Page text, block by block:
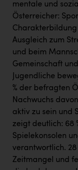
kontakt
mentale und
Österreicher:
Charakterbildung
Ausgleich zum
und beim
Gemeinschaft
Jugendliche
% der befragten
Nachwuchs
aktiv zu sein und
zeigt deutlich: 68
Spielekonsolen
verantwortlich.
Zeitmangel und